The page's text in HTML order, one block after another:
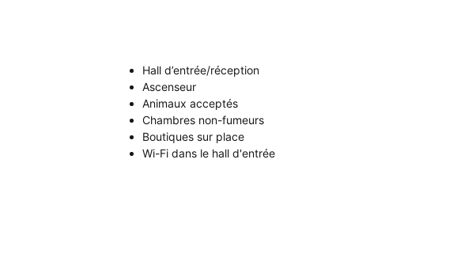
Hall d’entrée/réception
Ascenseur
Animaux acceptés
Chambres non-fumeurs
Boutiques sur place
Wi-Fi dans le hall d'entrée